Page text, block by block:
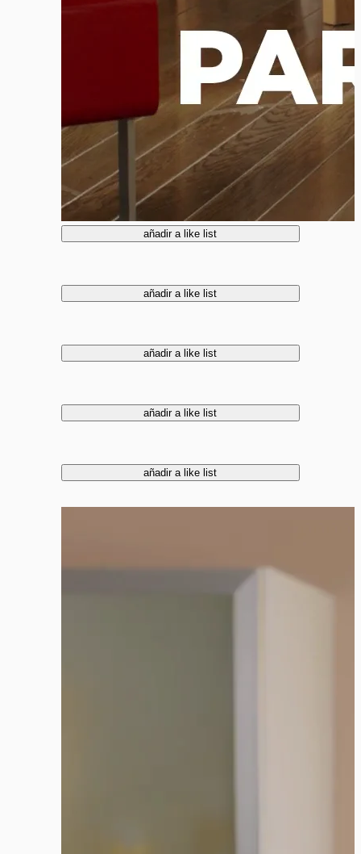
añadir a like list
añadir a like list
añadir a like list
añadir a like list
añadir a like list